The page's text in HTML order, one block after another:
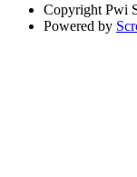
Copyright Pwi
Powered by